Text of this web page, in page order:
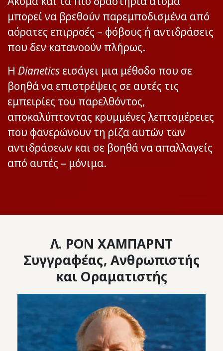
μπορεί να βρεθούν παρεμποδισμένα από
αόρατες επιρροές – φόβους ή αντιδράσεις
που δεν κατανοούν πλήρως.
Η Dianetics εισάγει μια μέθοδο που σε
βοηθά να επιστρέψεις σε αυτές τις
εμπειρίες του παρελθόντος,
αποκαλύπτοντας κρυμμένες λεπτομέρειες
που φανερώνουν τη ρίζα αυτών των
αντιδράσεων και σε βοηθά να απαλλαγείς
από αυτές – μόνιμα.
Λ. ΡΟΝ ΧΑΜΠΑΡΝΤ
Συγγραφέας, Ανθρωπιστής
και Οραματιστής